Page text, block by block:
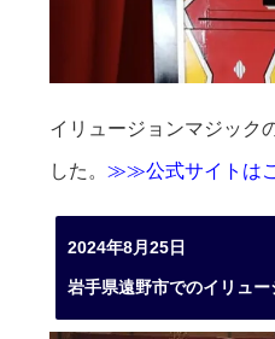
イリュージョンマジック
した。 ≫≫公式サイトは
2024年8月25日
岩手県遠野市でのイリュ